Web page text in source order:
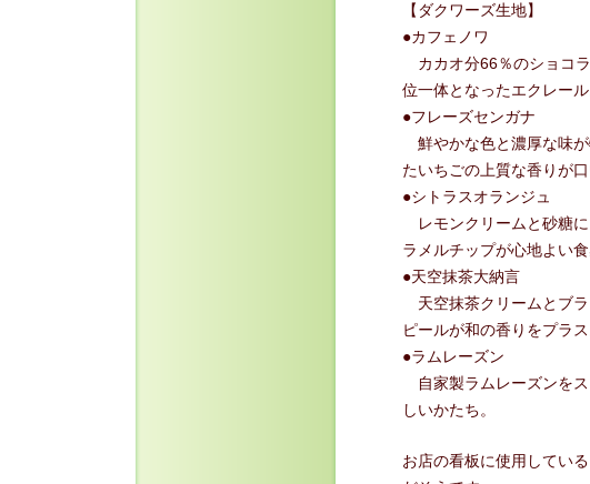
【ダクワーズ生地】
●カフェノワ
カカオ分66％のショコ
位一体となったエクレール
●フレーズセンガナ
鮮やかな色と濃厚な味
たいちごの上質な香りが
●シトラスオランジュ
レモンクリームと砂糖
ラメルチップが心地よい食
●天空抹茶大納言
天空抹茶クリームとブ
ピールが和の香りをプラス
●ラムレーズン
自家製ラムレーズンを
しいかたち。
お店の看板に使用してい